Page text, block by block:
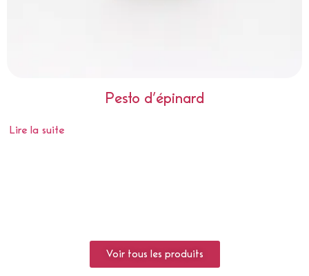
Pesto d’épinard
Lire la suite
Voir tous les produits